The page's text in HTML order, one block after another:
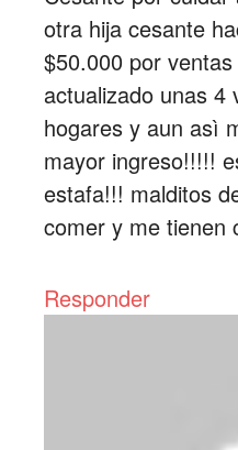
otra hija cesante
$50.000 por
actualizado unas 4
hogares y aun asì
mayor ingreso!!!!!
estafa!!! malditos
comer y me tienen
Responder